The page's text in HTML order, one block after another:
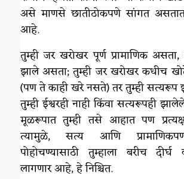
असे माणसे छातीठोकपणे सांगत
आहे.
तुम्ही जर खरोखर पूर्ण प्रामाणिक असता,
झाले असता; तुम्ही जर खरोखर कधीच
(पण ते काही खरे नसते) तर तुम्ही
तुम्ही ईश्वरही नाही किंवा सत्यरूपही
मूळरूपात तुम्ही तसे आहात पण
त्यामुळे, सत्य आणि
पोहोचण्यासाठी तुम्हाला बरीच दीर्घ
लागणार आहे, हे निश्चित.